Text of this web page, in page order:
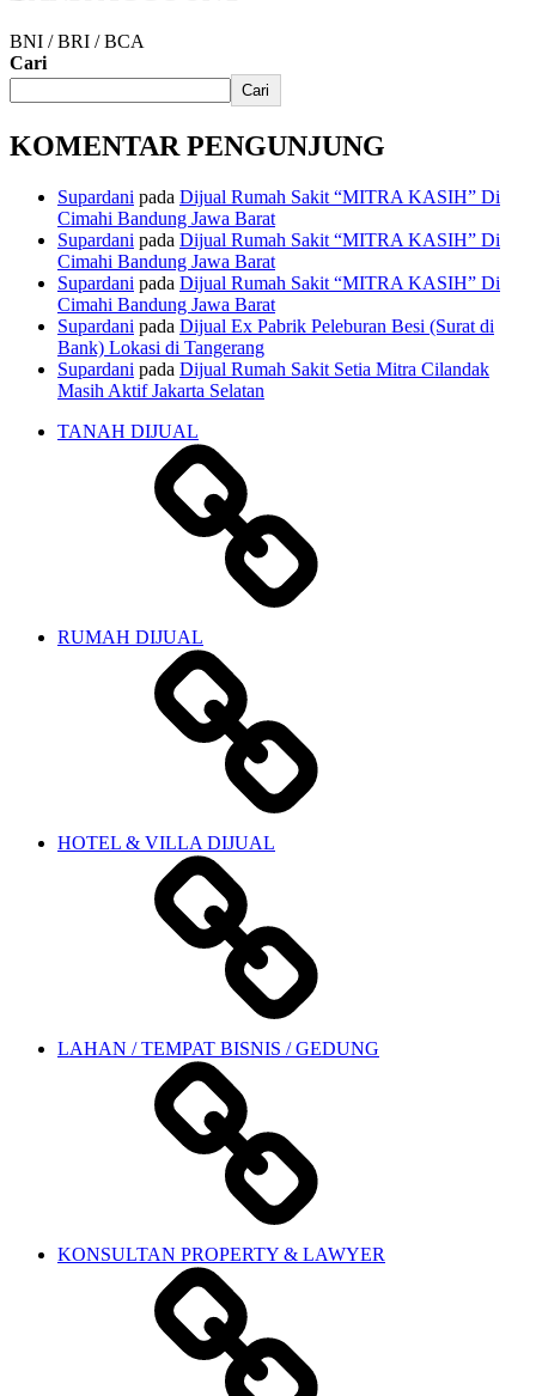
BNI / BRI / BCA
Cari
Cari
KOMENTAR PENGUNJUNG
Supardani pada Dijual Rumah Sakit “MITRA KASIH” Di
Cimahi Bandung Jawa Barat
Supardani pada Dijual Rumah Sakit “MITRA KASIH” Di
Cimahi Bandung Jawa Barat
Supardani pada Dijual Rumah Sakit “MITRA KASIH” Di
Cimahi Bandung Jawa Barat
Supardani pada Dijual Ex Pabrik Peleburan Besi (Surat di
Bank) Lokasi di Tangerang
Supardani pada Dijual Rumah Sakit Setia Mitra Cilandak
Masih Aktif Jakarta Selatan
TANAH DIJUAL
RUMAH DIJUAL
HOTEL & VILLA DIJUAL
LAHAN / TEMPAT BISNIS / GEDUNG
KONSULTAN PROPERTY & LAWYER